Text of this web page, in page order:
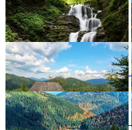
••••••••